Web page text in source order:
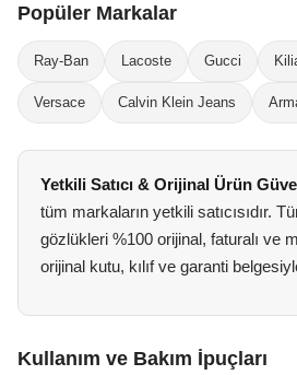
Popüler Markalar
Ray-Ban Lacoste Gucci
Versace Calvin Klein Jeans
Yetkili Satıcı & Orijinal Ürün
tüm markaların yetkili satıcısıdır.
gözlükleri %100 orijinal, faturalı ve
orijinal kutu, kılıf ve garanti
Kullanım ve Bakım İpuçları